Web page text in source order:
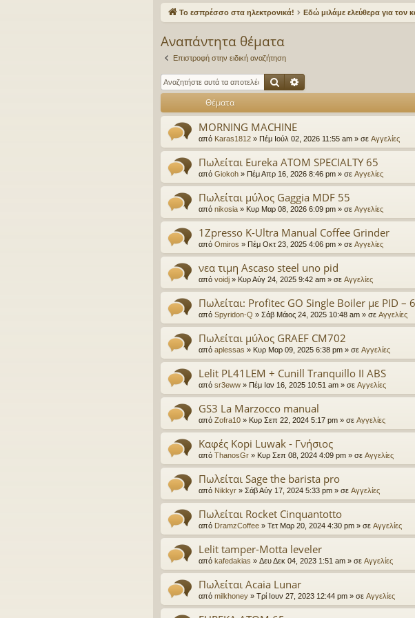
γο
ς
νδ
εις
Το εσπρέσσο στα ηλεκτρονικά! Εδώ μιλάμε ελεύθερα για τον
Αναπάντητα θέματα
Επιστροφή στην ειδική αναζήτηση
Αναζήτηση
Θέματα
MORNING MACHINE
από Karas1812 » Πέμ Ιούλ 02, 2026 11:55 am » σε Αγγελίες
Πωλείται Eureka ATOM SPECIALTY 65
από Giokoh » Πέμ Απρ 16, 2026 8:46 pm » σε Αγγελίες
Πωλείται μύλος Gaggia MDF 55
από nikosia » Κυρ Μαρ 08, 2026 6:09 pm » σε Αγγελίες
1Zpresso K-Ultra Manual Coffee Grinder
από Omiros » Πέμ Οκτ 23, 2025 4:06 pm » σε Αγγελίες
νεα τιμη Ascaso steel uno pid
από voidj » Κυρ Αύγ 24, 2025 9:42 am » σε Αγγελίες
Πωλείται: Profitec GO Single Boiler με PID –
από Spyridon-Q » Σάβ Μάιος 24, 2025 10:48 am » σε Αγγελίες
Πωλείται μύλος GRAEF CM702
από aplessas » Κυρ Μαρ 09, 2025 6:38 pm » σε Αγγελίες
Lelit PL41LEM + Cunill Tranquillo II ABS
από sr3eww » Πέμ Ιαν 16, 2025 10:51 am » σε Αγγελίες
GS3 La Marzocco manual
από Zofra10 » Κυρ Σεπ 22, 2024 5:17 pm » σε Αγγελίες
Καφές Kopi Luwak - Γνήσιος
από ThanosGr » Κυρ Σεπ 08, 2024 4:09 pm » σε Αγγελίες
Πωλείται Sage the barista pro
από Nikkyr » Σάβ Αύγ 17, 2024 5:33 pm » σε Αγγελίες
Πωλείται Rocket Cinquantotto
από DramzCoffee » Τετ Μαρ 20, 2024 4:30 pm » σε Αγγελίες
Lelit tamper-Motta leveler
από kafedakias » Δευ Δεκ 04, 2023 1:51 am » σε Αγγελίες
Πωλείται Acaia Lunar
από milkhoney » Τρί Ιουν 27, 2023 12:44 pm » σε Αγγελίες